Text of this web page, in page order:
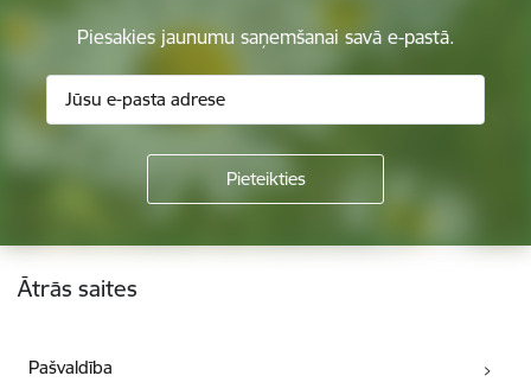
Piesakies jaunumu saņemšanai savā e-pastā.
Kājene
Ātrās saites
Pašvaldība